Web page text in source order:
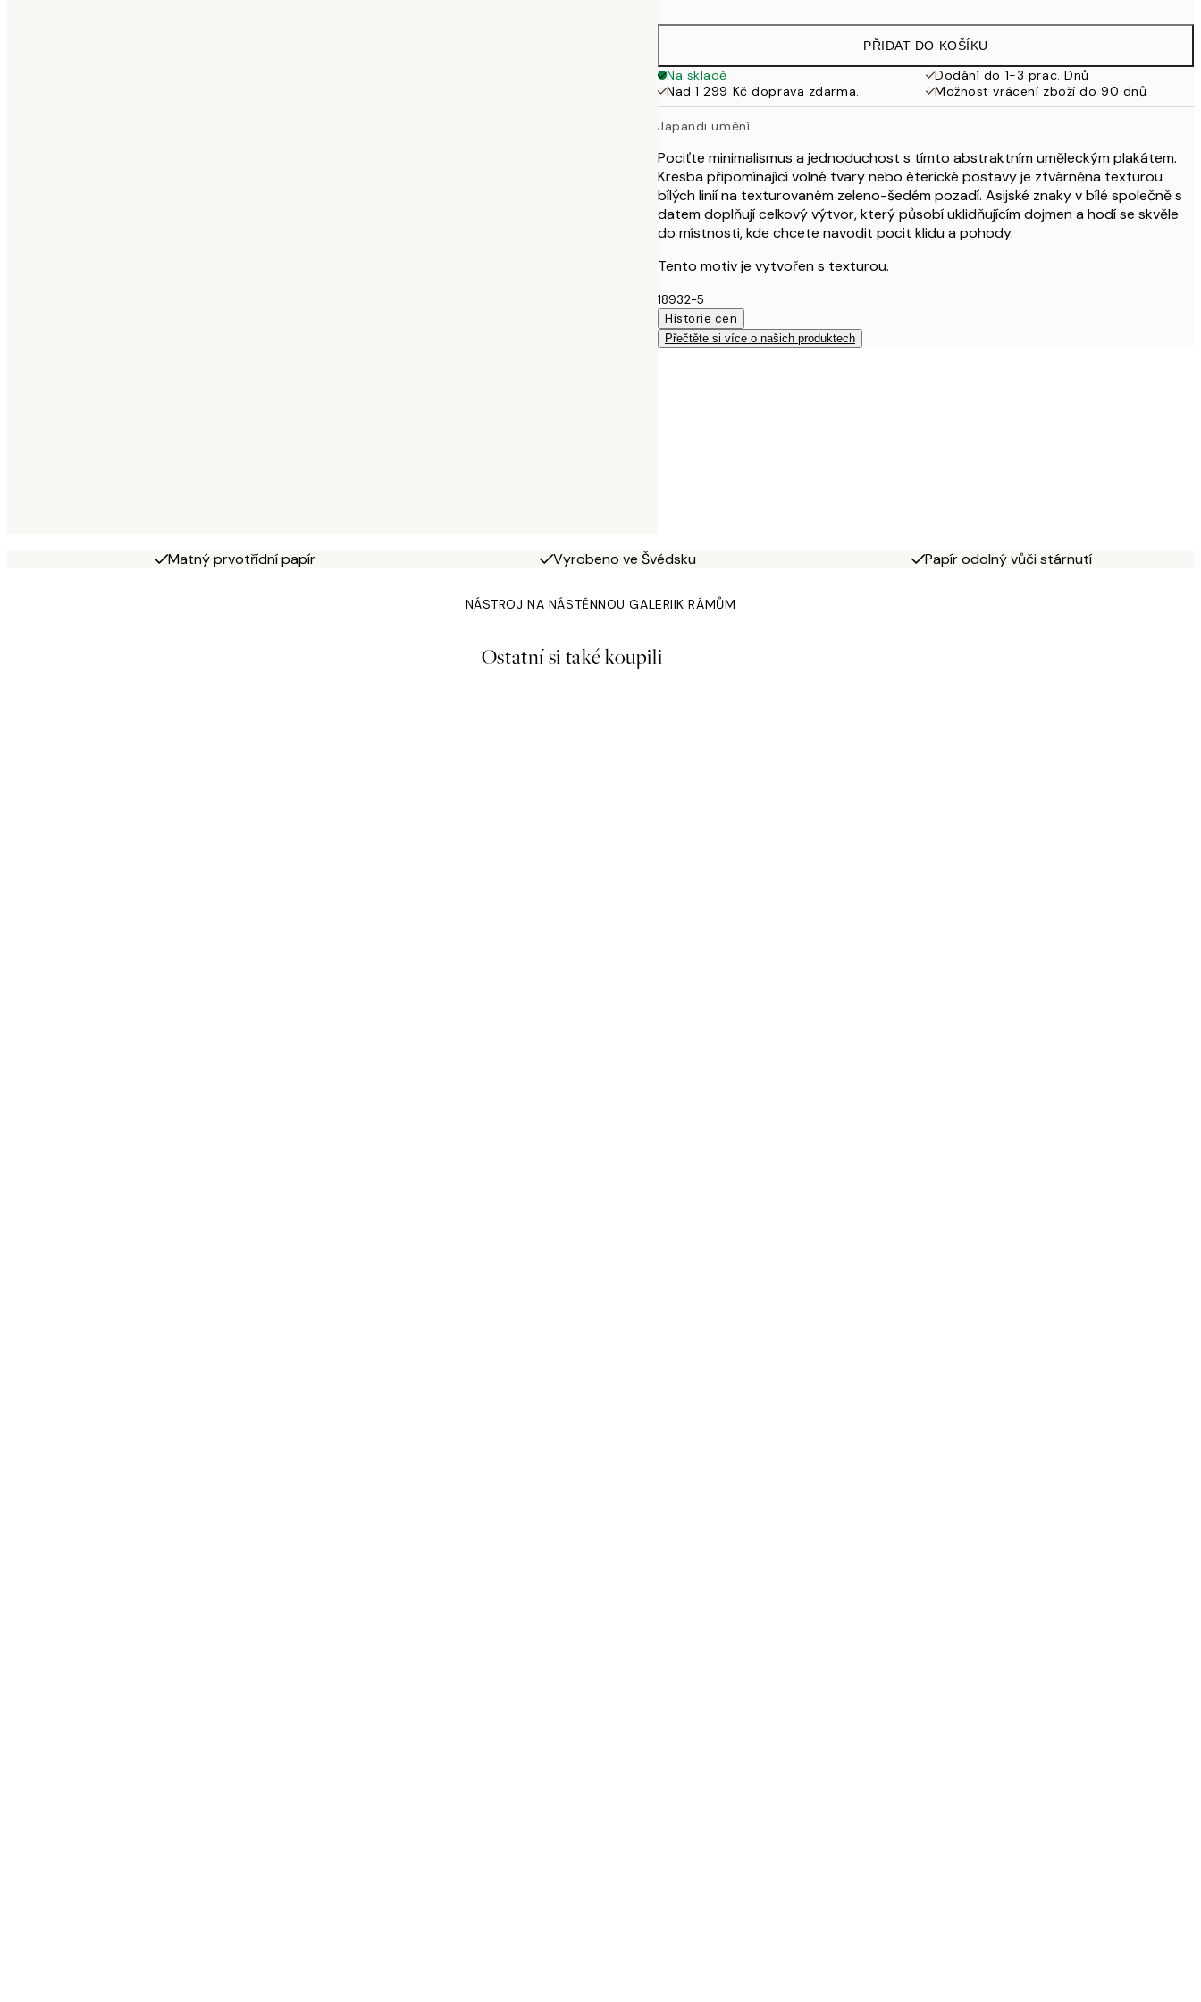
925 Kč
PŘIDAT DO KOŠÍKU
Na skladě
Dodání do 1-3 prac. Dnů
Nad 1 299 Kč doprava zdarma.
Možnost vrácení zboží do 90 dnů
Japandi umění
Pociťte minimalismus a jednoduchost s tímto abstraktním uměleckým plakátem.
Kresba připomínající volné tvary nebo éterické postavy je ztvárněna texturou
bílých linií na texturovaném zeleno-šedém pozadí. Asijské znaky v bílé společně s
datem doplňují celkový výtvor, který působí uklidňujícím dojmen a hodí se skvěle
do místnosti, kde chcete navodit pocit klidu a pohody.
Tento motiv je vytvořen s texturou.
18932-5
Historie cen
Přečtěte si více o našich produktech
Matný prvotřídní papír Vyrobeno ve Švédsku Papír odolný vůči stárnutí
NÁSTROJ NA NÁSTĚNNOU GALERIIK RÁMŮM
Ostatní si také koupili